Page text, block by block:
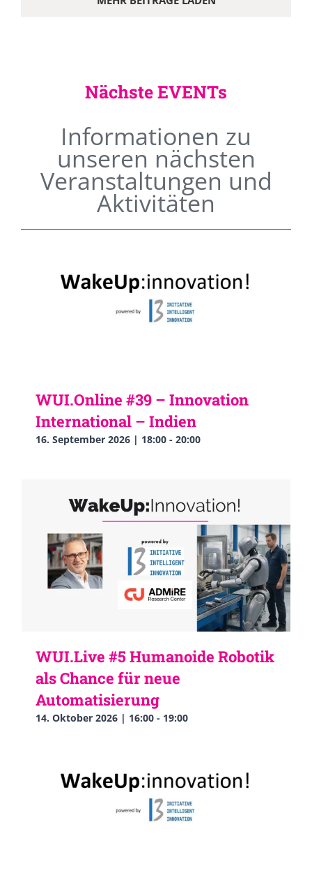
Nächste EVENTs
Informationen zu
unseren nächsten
Veranstaltungen und
Aktivitäten
WUI.Online #39 – Innovation
International – Indien
16. September 2026 | 18:00 - 20:00
WUI.Live #5 Humanoide Robotik
als Chance für neue
Automatisierung
14. Oktober 2026 | 16:00 - 19:00